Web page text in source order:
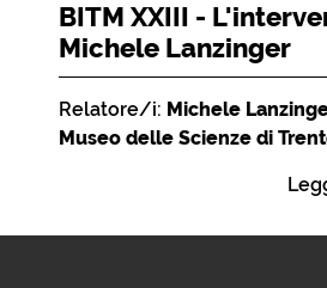
BITM XXIII -
Michele Lanzinger
Relatore/i: Michele
Museo delle Scienze di